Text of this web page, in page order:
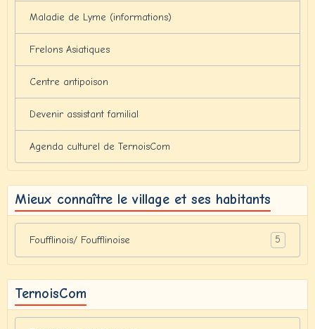
Maladie de Lyme (informations)
Frelons Asiatiques
Centre antipoison
Devenir assistant familial
Agenda culturel de TernoisCom
Mieux connaître le village et ses habitants
Foufflinois/ Foufflinoise 5
TernoisCom